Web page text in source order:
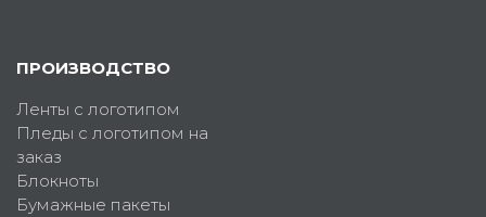
ПРОИЗВОДСТВО
Ленты с логотипом
Пледы с логотипом на
заказ
Блокноты
Бумажные пакеты